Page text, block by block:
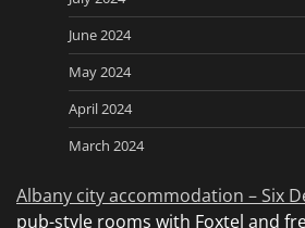
June 2024
May 2024
April 2024
March 2024
Albany city accommodation – Six
pub-style rooms with Foxtel and